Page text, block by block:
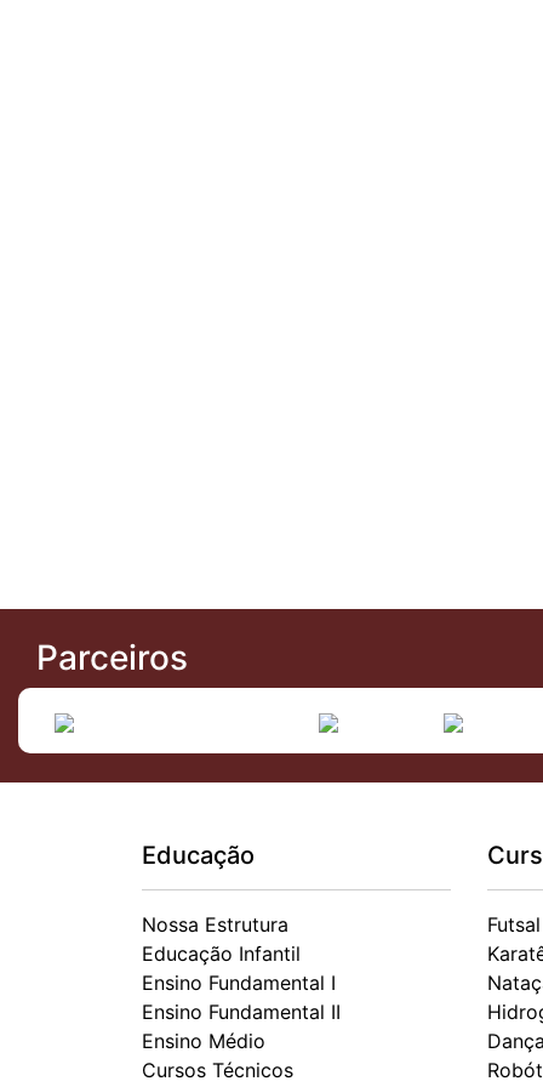
Parceiros
Educação
Nossa Estrutura
Educação Infantil
Ensino Fundamental I
Ensino Fundamental II
Ensino Médio
Cursos Técnicos
Futsal